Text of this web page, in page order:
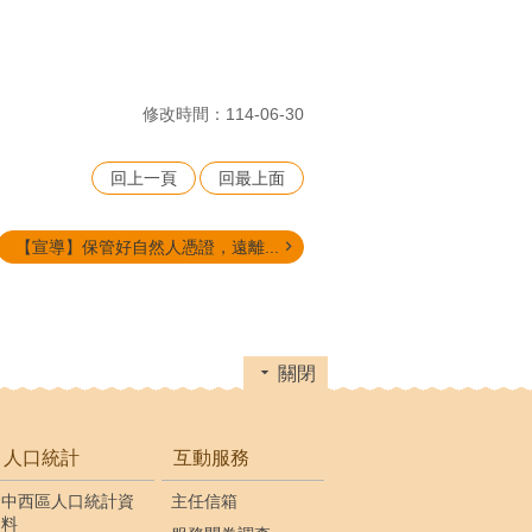
修改時間：114-06-30
回上一頁 回最上面
【宣導】保管好自然人憑證，遠離...
關閉
人口統計
中西區人口統計資
料
互動服務
主任信箱